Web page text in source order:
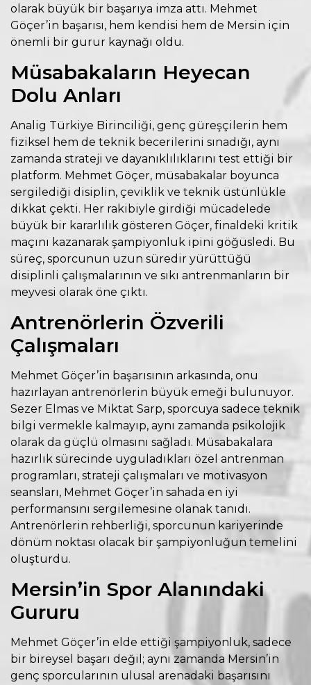
olarak büyük bir başarıya imza attı. Mehmet
Göçer’in başarısı, hem kendisi hem de Mersin için
önemli bir gurur kaynağı oldu.
Müsabakaların Heyecan
Dolu Anları
Analig Türkiye Birinciliği, genç güreşçilerin hem
fiziksel hem de teknik becerilerini sınadığı, aynı
zamanda strateji ve dayanıklılıklarını test ettiği bir
platform. Mehmet Göçer, müsabakalar boyunca
sergilediği disiplin, çeviklik ve teknik üstünlükle
dikkat çekti. Her rakibiyle girdiği mücadelede
büyük bir kararlılık gösteren Göçer, finaldeki kritik
maçını kazanarak şampiyonluk ipini göğüsledi. Bu
süreç, sporcunun uzun süredir yürüttüğü
disiplinli çalışmalarının ve sıkı antrenmanların bir
meyvesi olarak öne çıktı.
Antrenörlerin Özverili
Çalışmaları
Mehmet Göçer’in başarısının arkasında, onu
hazırlayan antrenörlerin büyük emeği bulunuyor.
Sezer Elmas ve Miktat Sarp, sporcuya sadece teknik
bilgi vermekle kalmayıp, aynı zamanda psikolojik
olarak da güçlü olmasını sağladı. Müsabakalara
hazırlık sürecinde uyguladıkları özel antrenman
programları, strateji çalışmaları ve motivasyon
seansları, Mehmet Göçer’in sahada en iyi
performansını sergilemesine olanak tanıdı.
Antrenörlerin rehberliği, sporcunun kariyerinde
dönüm noktası olacak bir şampiyonluğun temelini
oluşturdu.
Mersin’in Spor Alanındaki
Gururu
Mehmet Göçer’in elde ettiği şampiyonluk, sadece
bir bireysel başarı değil; aynı zamanda Mersin’in
genç sporcularının ulusal arenadaki başarısını